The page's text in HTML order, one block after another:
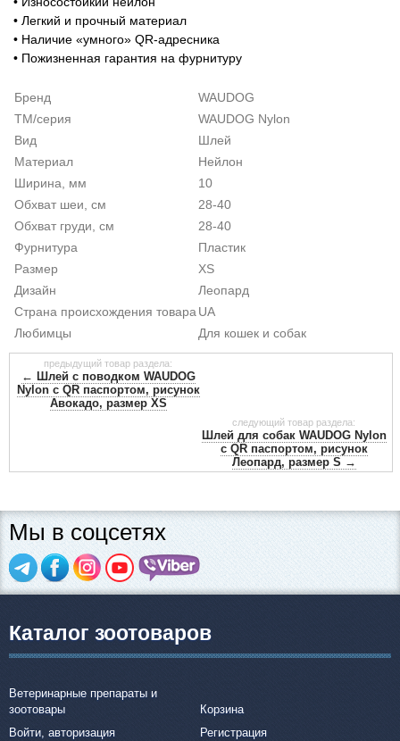
• Легкий и прочный материал
• Наличие «умного» QR-адресника
• Пожизненная гарантия на фурнитуру
Бренд
WAUDOG
ТМ/серия
WAUDOG Nylon
Вид
Шлей
Материал
Нейлон
Ширина, мм
10
Обхват шеи, см
28-40
Обхват груди, см
28-40
Фурнитура
Пластик
Размер
XS
Дизайн
Леопард
Страна происхождения товара UA
Любимцы
Для кошек и собак
предыдущий товар раздела:
← Шлей с поводком WAUDOG
Nylon с QR паспортом, рисунок
Авокадо, размер XS
следующий товар раздела:
Шлей для собак WAUDOG Nylon
с QR паспортом, рисунок
Леопард, размер S →
Мы в соцсетях
Каталог зоотоваров
Ветеринарные препараты и
зоотовары
Корзина
Войти, авторизация
Регистрация